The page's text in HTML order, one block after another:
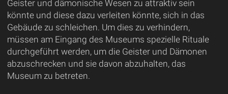
Geister und dämonische Wesen zu attraktiv sein
könnte und diese dazu verleiten könnte, sich in das
Gebäude zu schleichen. Um dies zu verhindern,
müssen am Eingang des Museums spezielle Rituale
durchgeführt werden, um die Geister und Dämonen
abzuschrecken und sie davon abzuhalten, das
Museum zu betreten.